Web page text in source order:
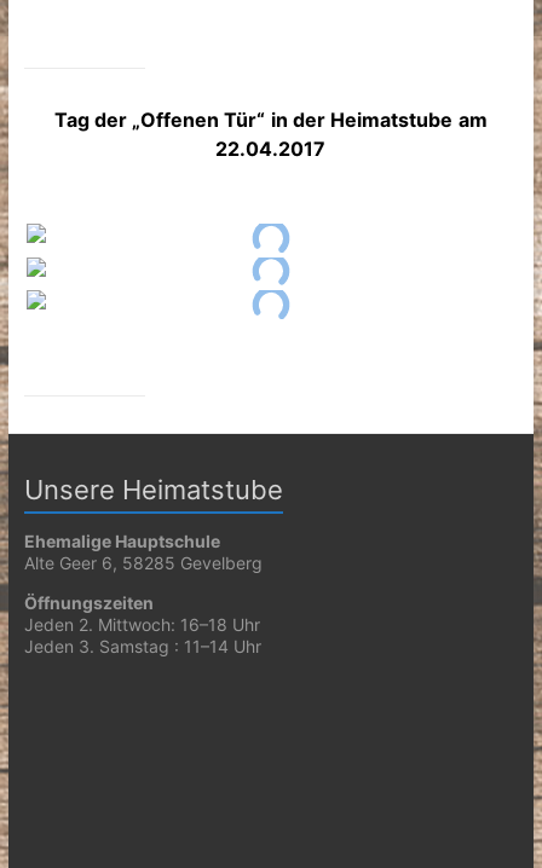
Tag der „Offenen Tür“ in der Heimatstube am
22.04.2017
Unsere Heimatstube
Ehemalige Hauptschule
Alte Geer 6, 58285 Gevelberg
Öffnungszeiten
Jeden 2. Mittwoch: 16–18 Uhr
Jeden 3. Samstag : 11–14 Uhr